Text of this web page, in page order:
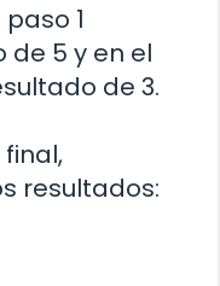
1
de 5 y en el
de 3.
resultados: